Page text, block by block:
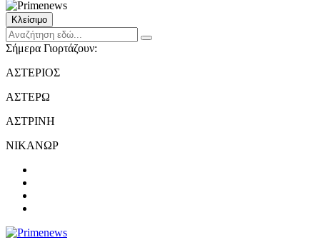
Κλείσιμο
Σήμερα Γιορτάζουν:
ΑΣΤΕΡΙΟΣ
ΑΣΤΕΡΩ
ΑΣΤΡΙΝΗ
ΝΙΚΑΝΩΡ